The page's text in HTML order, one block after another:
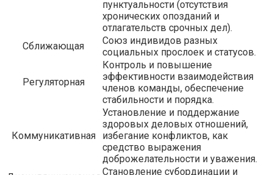
пунктуальности (отсутствия
хронических опозданий и
отлагательств срочных дел).
Сближающая
Союз индивидов разных
социальных прослоек и статусов.
Регуляторная
Контроль и повышение
эффективности взаимодействия
членов команды, обеспечение
стабильности и порядка.
Коммуникативная
Установление и поддержание
здоровых деловых отношений,
избегание конфликтов, как
средство выражения
доброжелательности и уважения.
Становление субординации и